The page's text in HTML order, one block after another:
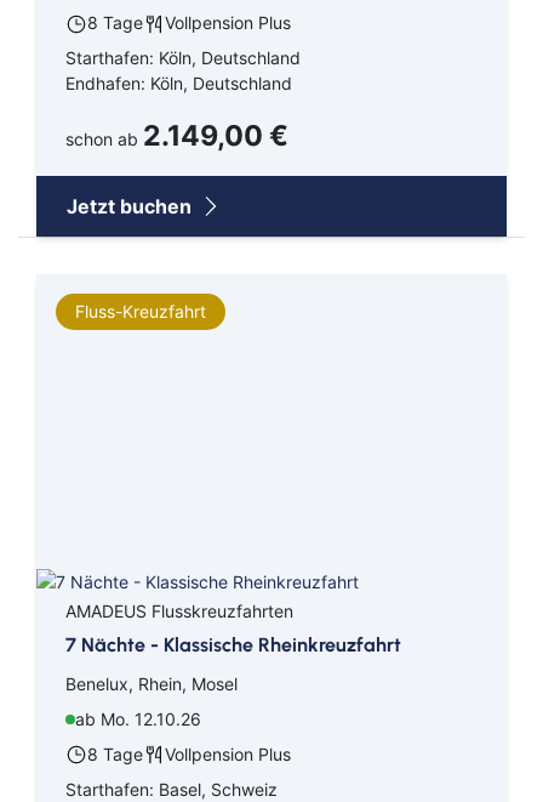
8 Tage
Vollpension Plus
Starthafen: Köln, Deutschland
Endhafen: Köln, Deutschland
schon ab 2.149,00 €
Jetzt buchen
Fluss-Kreuzfahrt
AMADEUS Flusskreuzfahrten
7 Nächte - Klassische Rheinkreuzfahrt
Benelux, Rhein, Mosel
ab Mo. 12.10.26
8 Tage
Vollpension Plus
Starthafen: Basel, Schweiz